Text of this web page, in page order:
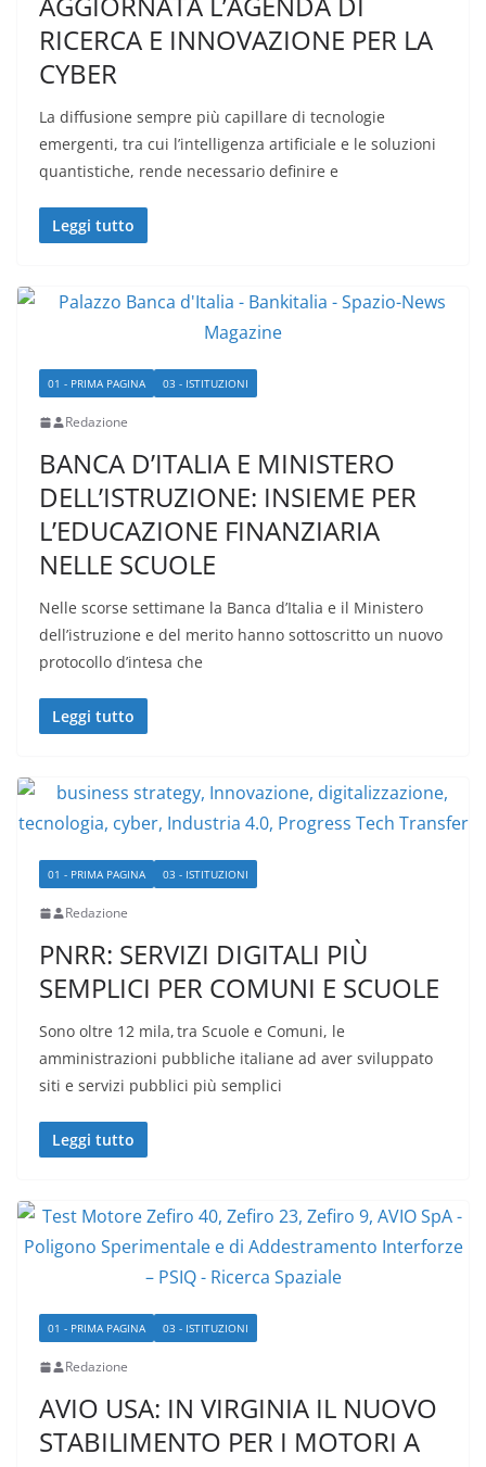
RICERCA E INNOVAZIONE PER LA
CYBER
La diffusione sempre più capillare di tecnologie
emergenti, tra cui l’intelligenza artificiale e le soluzioni
quantistiche, rende necessario definire e
Leggi tutto
01 - PRIMA PAGINA 03 - ISTITUZIONI
Redazione
BANCA D’ITALIA E MINISTERO
DELL’ISTRUZIONE: INSIEME PER
L’EDUCAZIONE FINANZIARIA
NELLE SCUOLE
Nelle scorse settimane la Banca d’Italia e il Ministero
dell’istruzione e del merito hanno sottoscritto un nuovo
protocollo d’intesa che
Leggi tutto
01 - PRIMA PAGINA 03 - ISTITUZIONI
Redazione
PNRR: SERVIZI DIGITALI PIÙ
SEMPLICI PER COMUNI E SCUOLE
Sono oltre 12 mila, tra Scuole e Comuni, le
amministrazioni pubbliche italiane ad aver sviluppato
siti e servizi pubblici più semplici
Leggi tutto
01 - PRIMA PAGINA 03 - ISTITUZIONI
Redazione
AVIO USA: IN VIRGINIA IL NUOVO
STABILIMENTO PER I MOTORI A